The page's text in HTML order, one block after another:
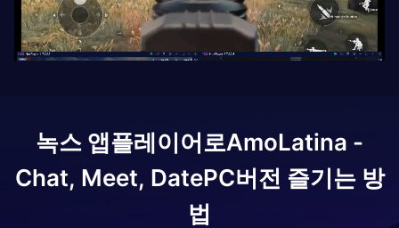
녹스 앱플레이어로AmoLatina -
Chat, Meet, DatePC버전 즐기는 방
법